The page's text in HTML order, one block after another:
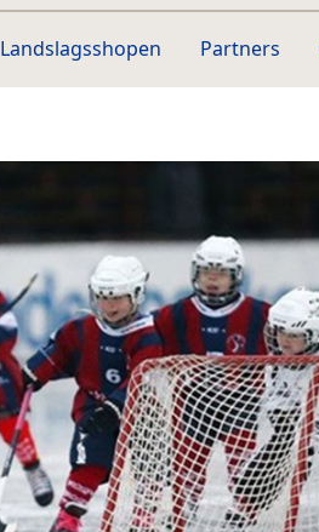
Landslagsshopen Partners